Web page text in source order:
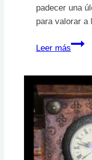
padecer una
para valorar
Leer más
que
un
tiene
riesgo
de